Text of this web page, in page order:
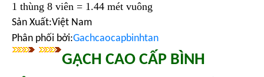
1 thùng 8 viên = 1.44 mét vuông
Sản Xuất:Việt Nam
Phân phối bởi:Gachcaocapbinhtan
GẠCH CAO CẤP BÌNH